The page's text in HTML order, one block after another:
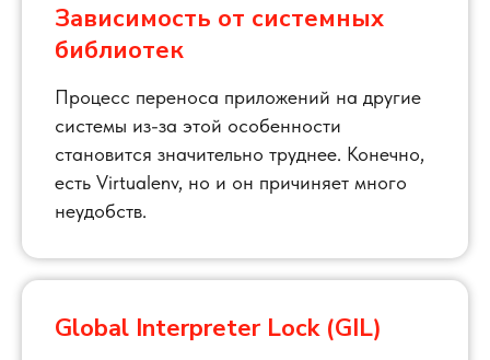
Зависимость от системных
библиотек
Процесс переноса приложений на другие
системы из-за этой особенности
становится значительно труднее. Конечно,
есть Virtualenv, но и он причиняет много
неудобств.
Global Interpreter Lock (GIL)